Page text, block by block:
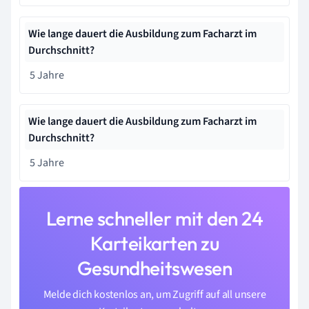
Wie lange dauert die Ausbildung zum Facharzt im
Durchschnitt?
5 Jahre
Wie lange dauert die Ausbildung zum Facharzt im
Durchschnitt?
5 Jahre
Lerne schneller mit den 24
Karteikarten zu
Gesundheitswesen
Melde dich kostenlos an, um Zugriff auf all unsere